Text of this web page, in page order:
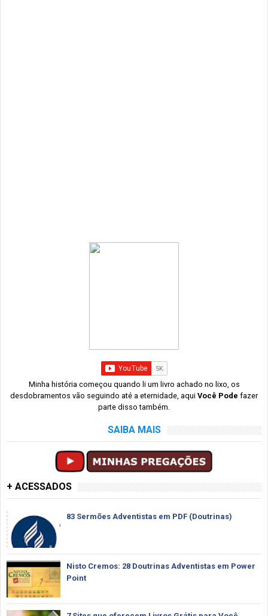
Minha história começou quando li um livro achado no lixo, os
desdobramentos vão seguindo até a eternidade, aqui Você Pode fazer
parte disso também.
SAIBA MAIS
+ ACESSADOS
83 Sermões Adventistas em PDF (Doutrinas)
Nisto Cremos: 28 Doutrinas Adventistas em Power
Point